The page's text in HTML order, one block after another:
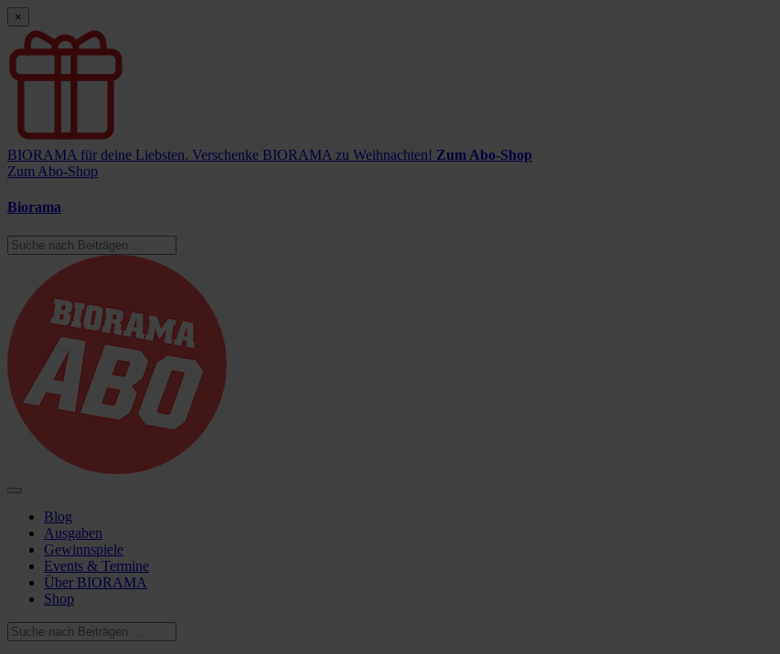
×
BIORAMA für deine Liebsten. Verschenke BIORAMA zu Weihnachten! Zum Abo-Shop
Zum Abo-Shop
Biorama
Blog
Ausgaben
Gewinnspiele
Events & Termine
Über BIORAMA
Shop